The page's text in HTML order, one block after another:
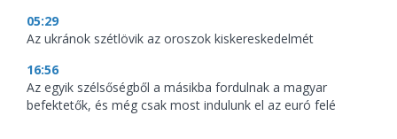
05:29
Az ukránok szétlövik az oroszok kiskereskedelmét
16:56
Az egyik szélsőségből a másikba fordulnak a magyar
befektetők, és még csak most indulunk el az euró felé